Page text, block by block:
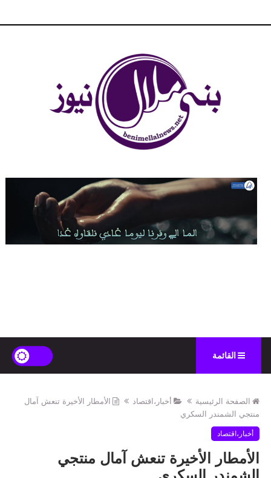
القائمة
الصفحة الرئيسية أخبار،اقتصاد
الأمطار الأخيرة تنعش آمال
منتجي الشمندر السكري
أخبار،اقتصاد
الأمطار الأخيرة تنعش آمال منتجي